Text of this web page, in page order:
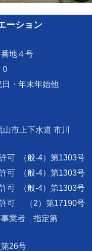
ーション
地４号
・年末年始他
市上下水道 市川
可
（般-4）第1303号
可
（般-4）第1303号
可
（般-4）第1303号
可
（2）第17190号
事業者 指定第
26号